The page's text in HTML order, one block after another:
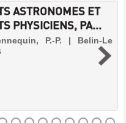
ASTRONOMES ET
PHYSICIENS, PA...
P.-P. | Belin-Le